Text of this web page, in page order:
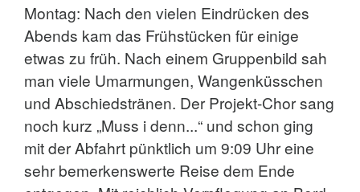
Montag: Nach den vielen Eindrücken des
Abends kam das Frühstücken für einige
etwas zu früh. Nach einem Gruppenbild sah
man viele Umarmungen, Wangenküsschen
und Abschiedstränen. Der Projekt-Chor sang
noch kurz „Muss i denn...“ und schon ging
mit der Abfahrt pünktlich um 9:09 Uhr eine
sehr bemerkenswerte Reise dem Ende